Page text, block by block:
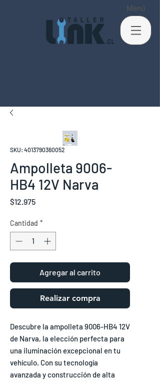
Menú
SKU: 4013790360052
Ampolleta 9006-
HB4 12V Narva
$12.975Precio
Cantidad *
Agregar al carrito
Realizar compra
Descubre la ampolleta 9006-HB4 12V
de Narva, la elección perfecta para
una iluminación excepcional en tu
vehículo. Con su tecnología
avanzada y construcción de alta